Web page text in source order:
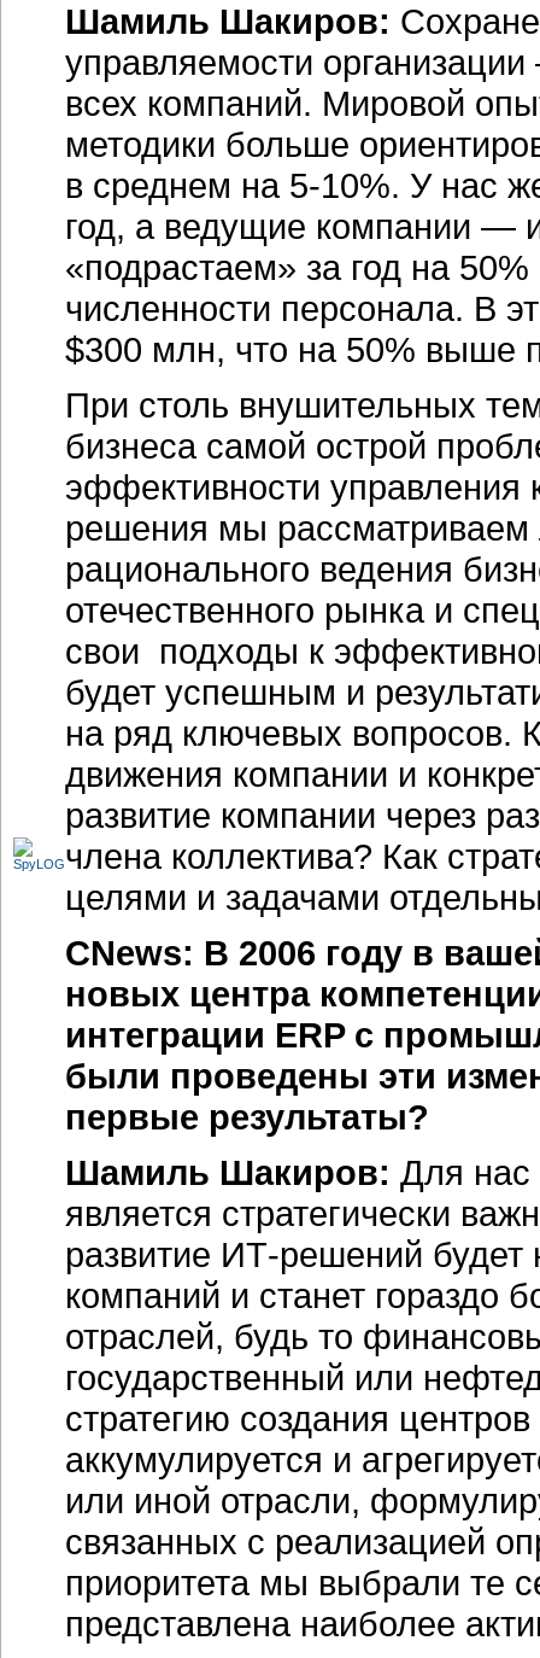
Шамиль Шакиров:
управляемости
всех компаний. Мировой
методики больше
в среднем на 5-10%. У нас
год, а ведущие компании —
«подрастаем» за год на
численности персонала. В
$300 млн, что на 50% выше
При столь внушительных
бизнеса самой острой
эффективности управления
решения мы
рационального ведения
отечественного рынка и
свои подходы к
будет успешным и
на ряд ключевых вопросов.
движения компании и
развитие компании через
члена коллектива? Как
целями и задачами
CNews: В 2006 году в
новых центра
интеграции ERP с
были проведены эти
первые результаты?
Шамиль Шакиров: Для нас
является стратегически
развитие ИТ-решений
компаний и станет гораздо
отраслей, будь то
государственный или
стратегию создания
аккумулируется и
или иной отрасли,
связанных с реализацией
приоритета мы выбрали те
представлена наиболее